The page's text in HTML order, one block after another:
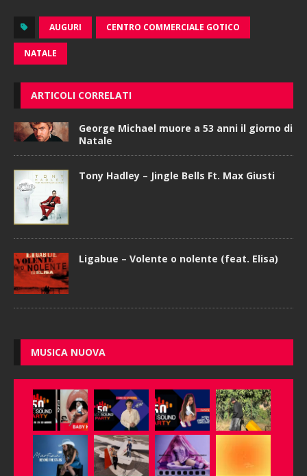
AUGURI CENTRO COMMERCIALE GOTICO
NATALE
ARTICOLI CORRELATI
George Michael muore a 53 anni il giorno di
Natale
Tony Hadley – Jingle Bells Ft. Max Giusti
Ligabue – Volente o nolente (feat. Elisa)
MUSICA NUOVA